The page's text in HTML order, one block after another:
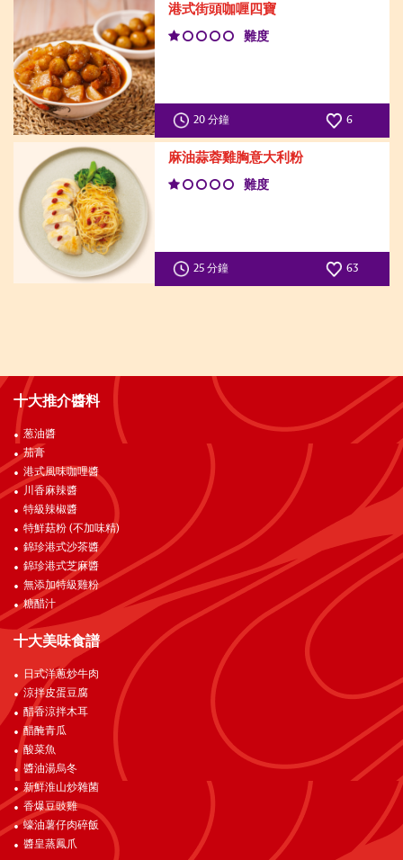
港式街頭咖喱四寶
難度
20 分鐘 6
麻油蒜蓉雞胸意大利粉
難度
25 分鐘 63
十大推介醬料
葱油醬
茄膏
港式風味咖哩醬
川香麻辣醬
特級辣椒醬
特鮮菇粉 (不加味精)
錦珍港式沙茶醬
錦珍港式芝麻醬
無添加特級雞粉
糖醋汁
十大美味食譜
日式洋蔥炒牛肉
涼拌皮蛋豆腐
醋香涼拌木耳
醋醃青瓜
酸菜魚
醬油湯烏冬
新鮮淮山炒雜菌
香爆豆豉雞
蠔油薯仔肉碎飯
醬皇蒸鳳爪